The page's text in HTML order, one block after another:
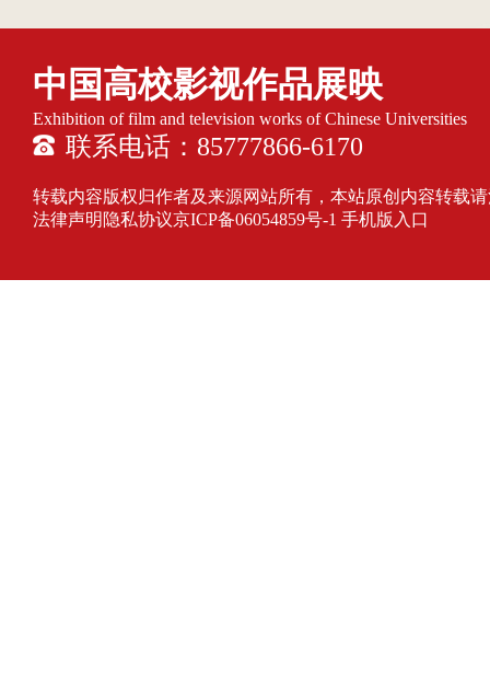
中国高校影视作品展映
Exhibition of film and television works of Chinese Universities
联系电话：85777866-6170
转载内容版权归作者及来源网站所有，本站原创内容转载
法律声明隐私协议京ICP备06054859号-1 手机版入口